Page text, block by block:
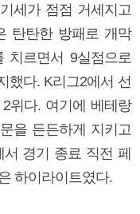
세가 점점 거세지고
탄탄한 방패로 개막
치르면서 9실점으로
했다. K리그2에서 선
위다. 여기에 베테랑
을 든든하게 지키고
서 경기 종료 직전 페
하이라이트였다.